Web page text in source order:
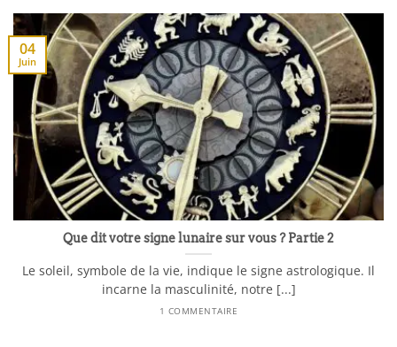
Que dit votre signe lunaire sur vous ? Partie 2
Le soleil, symbole de la vie, indique le signe astrologique. Il
incarne la masculinité, notre [...]
1 COMMENTAIRE
04
Juin